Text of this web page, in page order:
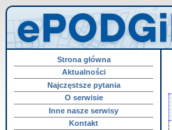
Strona główna
Aktualności
Najczęstsze pytania
O serwisie
Inne nasze serwisy
Kontakt